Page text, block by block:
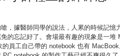
，據醫師同學的說法，人累的時候記憶
的忘記好了。會場最有趣的現象是一堆
的員工自己帶的 notebook 也有